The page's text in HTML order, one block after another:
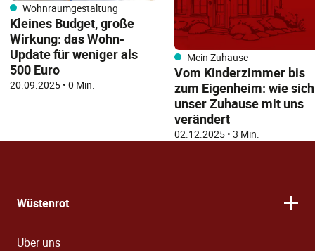
Wohnraumgestaltung
Kleines Budget, große
Wirkung: das Wohn-
Update für weniger als
500 Euro
20.09.2025• 0 Min.
Mein Zuhause
Vom Kinderzimmer bis
zum Eigenheim: wie sich
unser Zuhause mit uns
verändert
02.12.2025 • 3 Min.
Wüstenrot
Über uns